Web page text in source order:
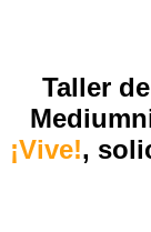
Taller
¡Vive!,